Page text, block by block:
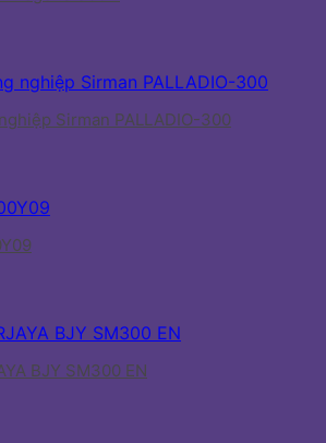
Sirman PALLADIO-300
BJY SM300 EN